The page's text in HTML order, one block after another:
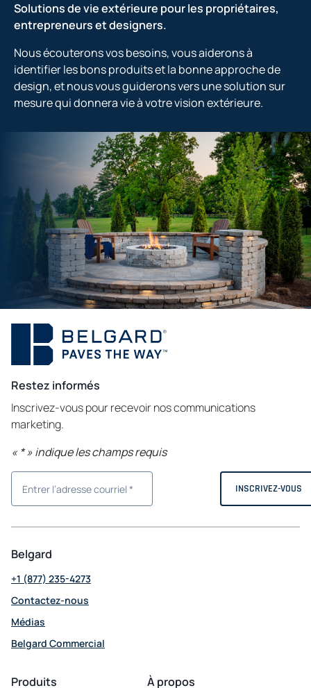
Solutions de vie extérieure pour les propriétaires,
entrepreneurs et designers.
Nous écouterons vos besoins, vous aiderons à
identifier les bons produits et la bonne approche de
design, et nous vous guiderons vers une solution sur
mesure qui donnera vie à votre vision extérieure.
Restez informés
Inscrivez-vous pour recevoir nos communications
marketing.
« *» indique les champs requis
Belgard
+1 (877) 235-4273
Contactez-nous
Médias
Belgard Commercial
in
Produits À propos